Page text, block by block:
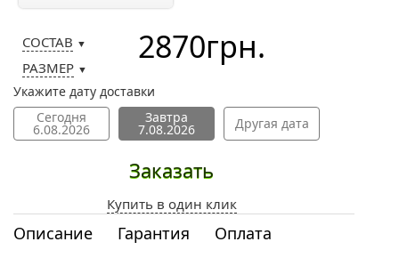
СОСТАВ ▼
РАЗМЕР ▼
2870грн.
Укажите дату доставки
Сегодня
6.08.2026
Завтра
7.08.2026 Другая дата
Заказать
Купить в один клик
Описание Гарантия
Оплата